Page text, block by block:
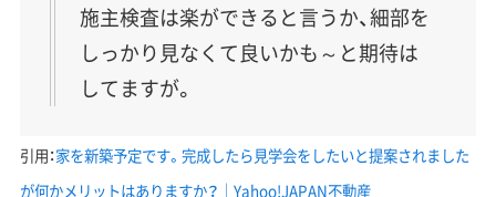
施主検査は楽ができると言うか、細部を
しっかり見なくて良いかも～と期待は
してますが。
引用：家を新築予定です。完成したら見学会をしたいと提案されました
が何かメリットはありますか？｜Yahoo!JAPAN不動産